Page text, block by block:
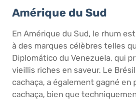
Amérique du Sud
En Amérique du Sud, le rhum
à des marques célèbres telles
Diplomático du Venezuela, qui
vieillis riches en saveur. Le
cachaça, a également gagné en
cachaça, bien que